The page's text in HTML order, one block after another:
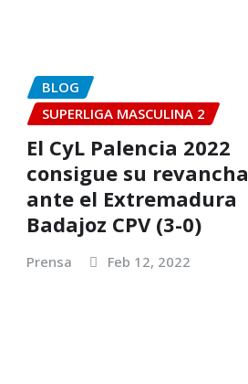
BLOG
SUPERLIGA MASCULINA 2
El CyL Palencia 2022
consigue su revancha
ante el Extremadura
Badajoz CPV (3-0)
Prensa Feb 12, 2022